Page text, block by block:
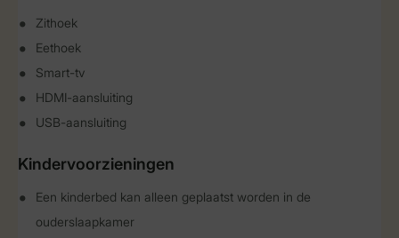
Zithoek
Eethoek
Smart-tv
HDMI-aansluiting
USB-aansluiting
Kindervoorzieningen
Een kinderbed kan alleen geplaatst worden in de
ouderslaapkamer